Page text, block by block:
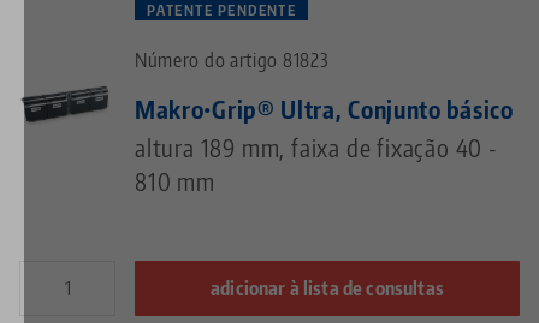
PATENTE PENDENTE
Número do artigo 81823
Makro•Grip® Ultra, Conjunto básico
altura 189 mm, faixa de fixação 40 -
810 mm
adicionar à lista de consultas